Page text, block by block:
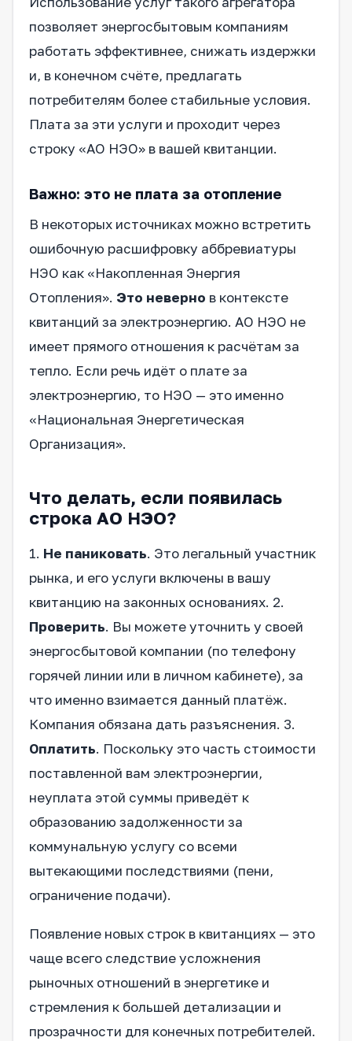
позволяет энергосбытовым компаниям
работать эффективнее, снижать издержки
и, в конечном счёте, предлагать
потребителям более стабильные условия.
Плата за эти услуги и проходит через
строку «АО НЭО» в вашей квитанции.
Важно: это не плата за отопление
В некоторых источниках можно встретить
ошибочную расшифровку аббревиатуры
НЭО как «Накопленная Энергия
Отопления». Это неверно в контексте
квитанций за электроэнергию. АО НЭО не
имеет прямого отношения к расчётам за
тепло. Если речь идёт о плате за
электроэнергию, то НЭО — это именно
«Национальная Энергетическая
Организация».
Что делать, если появилась
строка АО НЭО?
1. Не паниковать. Это легальный участник
рынка, и его услуги включены в вашу
квитанцию на законных основаниях. 2.
Проверить. Вы можете уточнить у своей
энергосбытовой компании (по телефону
горячей линии или в личном кабинете), за
что именно взимается данный платёж.
Компания обязана дать разъяснения. 3.
Оплатить. Поскольку это часть стоимости
поставленной вам электроэнергии,
неуплата этой суммы приведёт к
образованию задолженности за
коммунальную услугу со всеми
вытекающими последствиями (пени,
ограничение подачи).
Появление новых строк в квитанциях — это
чаще всего следствие усложнения
рыночных отношений в энергетике и
стремления к большей детализации и
прозрачности для конечных потребителей.